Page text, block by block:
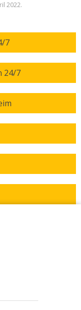
2022.
7
24/7